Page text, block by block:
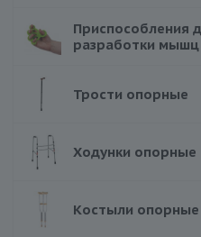
Приспособления
разработки мышц
Трости опорные
Ходунки опорные
Костыли опорные